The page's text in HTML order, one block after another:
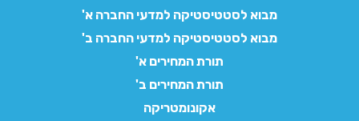
מבוא לסטטיסטיקה למדעי החברה א'
מבוא לסטטיסטיקה למדעי החברה ב'
תורת המחירים א'
תורת המחירים ב'
אקונומטריקה